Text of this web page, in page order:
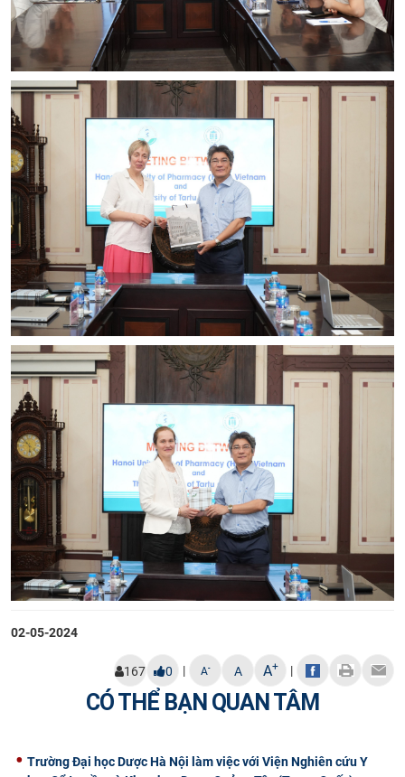
02-05-2024
167 0 | A- A A+ |
CÓ THỂ BẠN QUAN TÂM
Trường Đại học Dược Hà Nội làm việc với Viện Nghiên cứu Y